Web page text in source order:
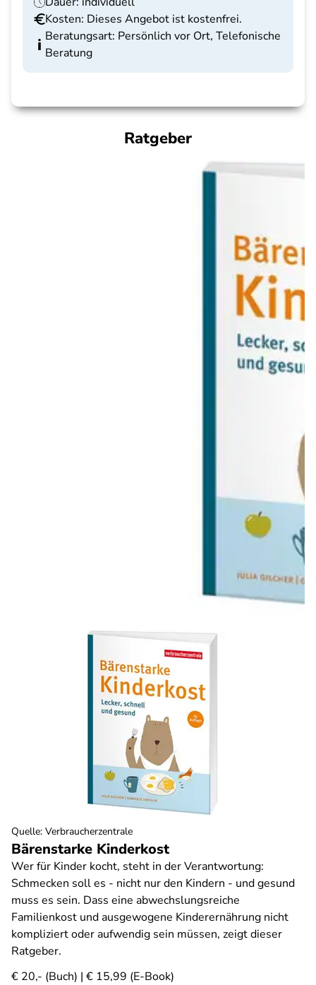
Kosten: Dieses Angebot ist kostenfrei.
Beratungsart: Persönlich vor Ort, Telefonische
Beratung
Ratgeber
Bärenstarke Kinderkost
Wer für Kinder kocht, steht in der Verantwortung:
Schmecken soll es - nicht nur den Kindern - und gesund
muss es sein. Dass eine abwechslungsreiche
Familienkost und ausgewogene Kinderernährung nicht
kompliziert oder aufwendig sein müssen, zeigt dieser
Ratgeber.
€ 20,- (Buch) | € 15,99 (E-Book)
Quelle: Verbraucherzentrale